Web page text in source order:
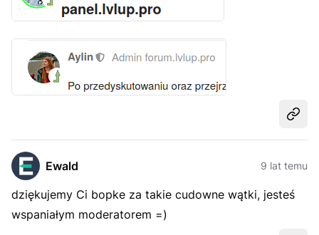
Ewald 9 lat temu
dziękujemy Ci bopke za takie cudowne wątki, jesteś
wspaniałym moderatorem =)